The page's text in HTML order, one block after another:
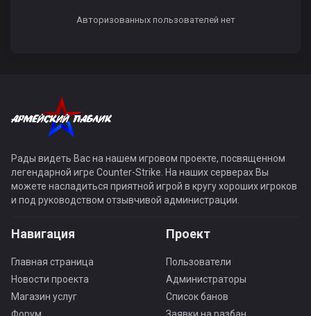
Авторизованных пользователей нет
Рады видеть Вас на нашем игровом проекте, посвященном
легендарной игре Counter-Strike. На наших серверах Вы
можете насладиться приятной игрой в кругу хороших игроков
и под руководством отзывчивой администрации.
Навигация
Главная страница
Новости проекта
Магазин услуг
Проект
Пользователи
Администраторы
Список банов